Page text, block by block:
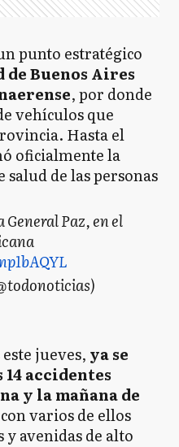
punto estratégico
de Buenos Aires
, por donde
vehículos que
Hasta el
oficialmente la
de las personas
General Paz, en el
jueves, ya se
accidentes
y la mañana de
varios de ellos
y avenidas de alto